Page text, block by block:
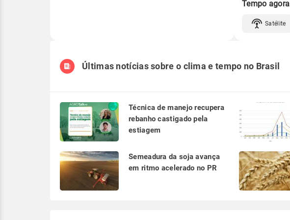
Tempo agora
Satélite
Últimas notícias sobre o clima e tempo no Brasil
Técnica de manejo recupera
rebanho castigado pela
estiagem
Semeadura da soja avança
em ritmo acelerado no PR